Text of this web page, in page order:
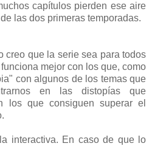
capítulos pierden ese aire
las dos primeras temporadas.
creo que la serie sea para todos
mejor con los que, como
con algunos de los temas que
en las distopías que
los que consiguen superar el
interactiva. En caso de que lo